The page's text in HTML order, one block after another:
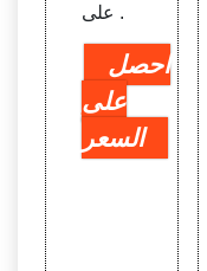
على .
احصل
على
السعر